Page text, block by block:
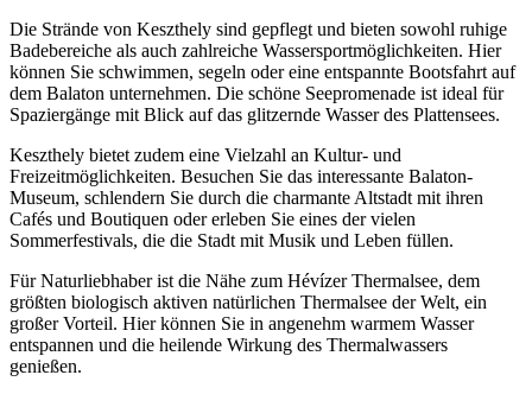
Die Strände von Keszthely sind gepflegt und bieten sowohl ruhige
Badebereiche als auch zahlreiche Wassersportmöglichkeiten. Hier
können Sie schwimmen, segeln oder eine entspannte Bootsfahrt auf
dem Balaton unternehmen. Die schöne Seepromenade ist ideal für
Spaziergänge mit Blick auf das glitzernde Wasser des Plattensees.
Keszthely bietet zudem eine Vielzahl an Kultur- und
Freizeitmöglichkeiten. Besuchen Sie das interessante Balaton-
Museum, schlendern Sie durch die charmante Altstadt mit ihren
Cafés und Boutiquen oder erleben Sie eines der vielen
Sommerfestivals, die die Stadt mit Musik und Leben füllen.
Für Naturliebhaber ist die Nähe zum Hévízer Thermalsee, dem
größten biologisch aktiven natürlichen Thermalsee der Welt, ein
großer Vorteil. Hier können Sie in angenehm warmem Wasser
entspannen und die heilende Wirkung des Thermalwassers
genießen.